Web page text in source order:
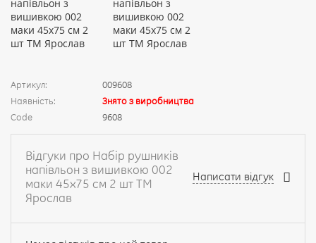
Артикул:
009608
Наявність:
Знято з виробництва
Code
9608
Відгуки про Набір рушників
напівльон з вишивкою 002
маки 45х75 см 2 шт ТМ
Ярослав
Написати відгук